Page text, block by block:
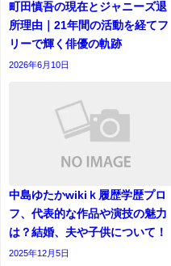
町田慎吾の現在とジャニーズ退
所理由｜21年間の活動を経てフ
リーで輝く俳優の軌跡
2026年6月10日
中島ゆたかwikiｋ履歴学歴プロ
フ、代表的な作品や演技の魅力
は？結婚、夫や子供について！
2025年12月5日